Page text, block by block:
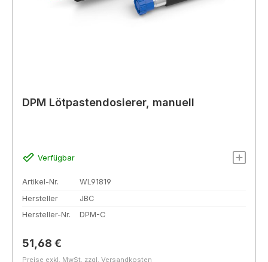
DPM Lötpastendosierer, manuell
Verfügbar
Artikel-Nr.
WL91819
Hersteller
JBC
Hersteller-Nr.
DPM-C
Regulärer Preis:
51,68 €
Preise exkl. MwSt. zzgl. Versandkosten